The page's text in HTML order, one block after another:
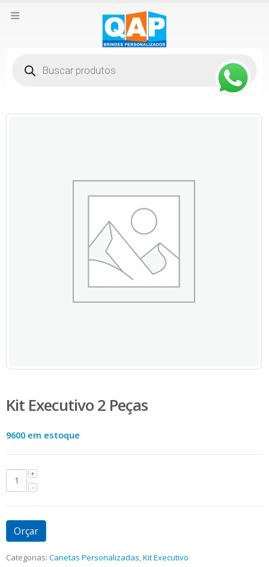
produtos
Kit Executivo 2 Peças
9600 em estoque
Orçar
Categorias: Canetas Personalizadas,Kit Executivo